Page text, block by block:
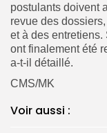
postulants doivent
revue des
et à des
ont finalement été
a-t-il détaillé.
CMS/MK
Voir aussi :